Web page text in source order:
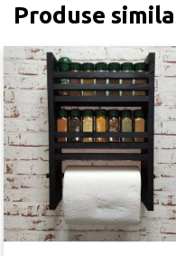
Produse